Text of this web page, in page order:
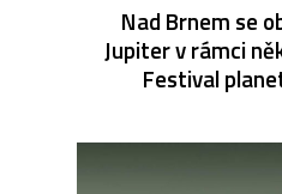
Nad Brnem se
Jupiter v rámci
Festival